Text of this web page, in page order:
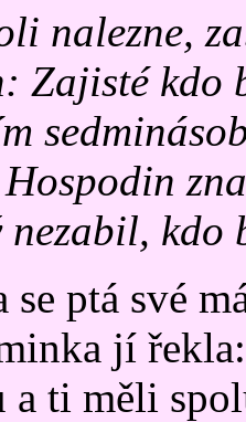
nalezne,
Zajisté kdo
nezabil,
se ptá své
jí
a ti měli